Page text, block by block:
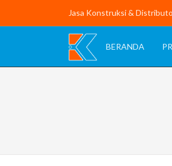
Jasa Konstruksi &
BERANDA